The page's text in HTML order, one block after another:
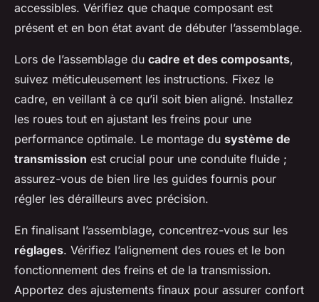
accessibles. Vérifiez que chaque composant est
présent et en bon état avant de débuter l’assemblage.
Lors de l’assemblage du cadre et des composants,
suivez méticuleusement les instructions. Fixez le
cadre, en veillant à ce qu’il soit bien aligné. Installez
les roues tout en ajustant les freins pour une
performance optimale. Le montage du système de
transmission est crucial pour une conduite fluide ;
assurez-vous de bien lire les guides fournis pour
régler les dérailleurs avec précision.
En finalisant l’assemblage, concentrez-vous sur les
réglages. Vérifiez l’alignement des roues et le bon
fonctionnement des freins et de la transmission.
Apportez des ajustements finaux pour assurer confort